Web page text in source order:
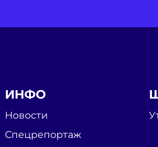
ИНФО
Новости
Спецрепортаж